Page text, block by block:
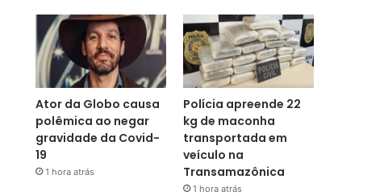
Ator da Globo causa
polêmica ao negar
gravidade da Covid-
19
1 hora atrás
Polícia apreende 22
kg de maconha
transportada em
veículo na
Transamazônica
1 hora atrás